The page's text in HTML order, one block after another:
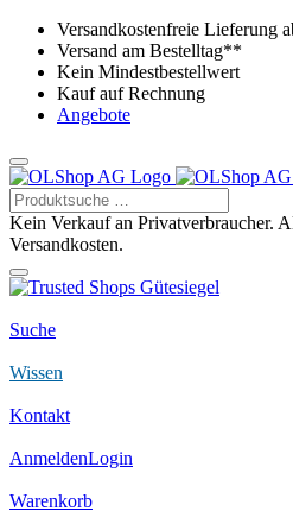
Versandkostenfreie Lieferung
Versand am Bestelltag**
Kein Mindestbestellwert
Kauf auf Rechnung
Angebote
Kein Verkauf an Privatverbraucher.
Versandkosten.
Suche
Wissen
Kontakt
AnmeldenLogin
Warenkorb